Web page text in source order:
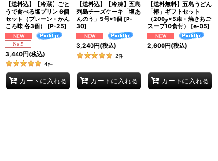
【送料込】【冷蔵】ごと
うで食べる塩プリン 6個
セット（プレーン・かん
ころ味 各3個）
[P-25]
3,440円(税込)
4件
カートに入れる
【送料込】【冷凍】五島
列島チーズケーキ「塩あ
んのう」5号×1個 [P-
30]
3,240円(税込)
2件
カートに入れる
【送料無料】五島うどん
「椿」ギフトセット
（200ℊ×5束・焼きあご
スープ10食付）
[e-05]
2,600円(税込)
カートに入れる